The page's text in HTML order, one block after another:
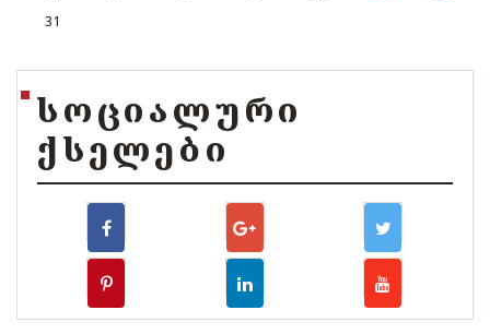
31
ᲡᲝᲪᲘᲐᲚᲣᲠᲘ
ᲥᲡᲔᲚᲔᲑᲘ